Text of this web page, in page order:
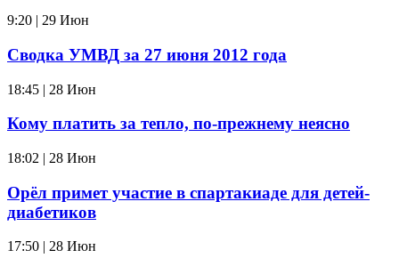
9:20 | 29 Июн
Сводка УМВД за 27 июня 2012 года
18:45 | 28 Июн
Кому платить за тепло, по-прежнему неясно
18:02 | 28 Июн
Орёл примет участие в спартакиаде для детей-
диабетиков
17:50 | 28 Июн